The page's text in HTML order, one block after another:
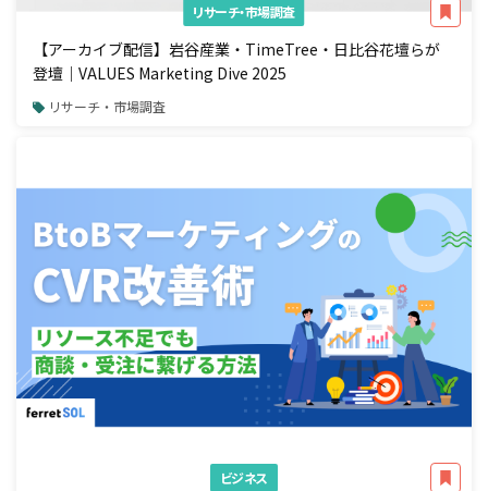
リサーチ・市場調査
【アーカイブ配信】岩谷産業・TimeTree・日比谷花壇らが
登壇｜VALUES Marketing Dive 2025
リサーチ・市場調査
ビジネス